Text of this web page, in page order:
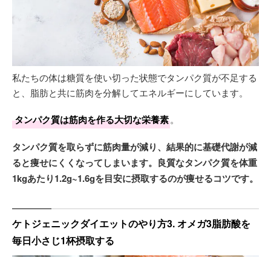
私たちの体は糖質を使い切った状態でタンパク質が不足する
と、脂肪と共に筋肉を分解してエネルギーにしています。
タンパク質は筋肉を作る大切な栄養素。
タンパク質を取らずに筋肉量が減り、結果的に基礎代謝が減
ると痩せにくくなってしまいます。良質なタンパク質を体重
1kgあたり1.2g~1.6gを目安に摂取するのが痩せるコツです。
ケトジェニックダイエットのやり方3. オメガ3脂肪酸を
毎日小さじ1杯摂取する